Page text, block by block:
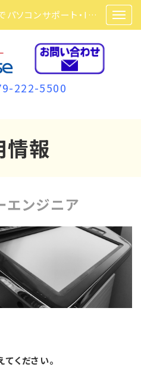
株式会社ベンハウス｜姫路でパソコンサポート・ITサポート・ITセキュリティ・複合機・ビジネスフォンなら弊社にお任せ
222-5500
情報
エンジニア
ください。